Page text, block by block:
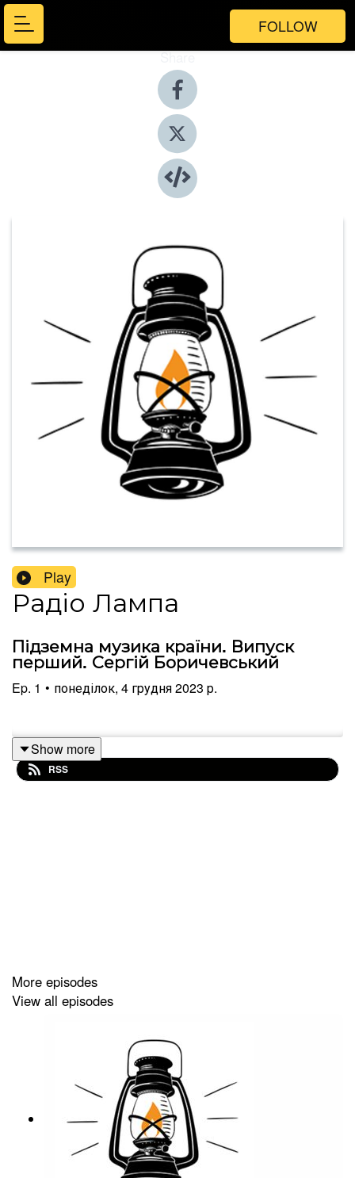
FOLLOW
Share
Play
Радіо Лампа
Підземна музика країни. Випуск
перший. Сергій Боричевський
Ep. 1 • понеділок, 4 грудня 2023 р.
Show more
RSS
More episodes
View all episodes